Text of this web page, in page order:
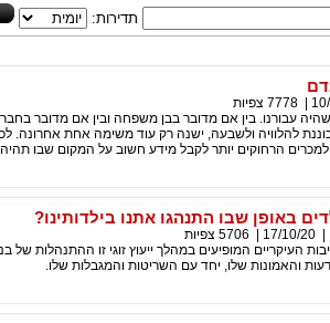
תדירות:
7778 צפיות
עבורנו. בין אם מדובר בבן משפחה ובין אם מדובר בחבר
להלוויה ולשבעה, ישנה רק עוד משימה אחת אחרונה.
הרחוקים יותר לקבל מידע חשוב על המקום שבו
באופן שבו התנהגו אתנו בילדותינו?
17/10/20
5706 צפיות
העיקריים המופיעים במהלך ייעוץ זוגי זו ההתנהלות של
והאמונות שלו, יחד עם השריטות והמגבלות שלו.